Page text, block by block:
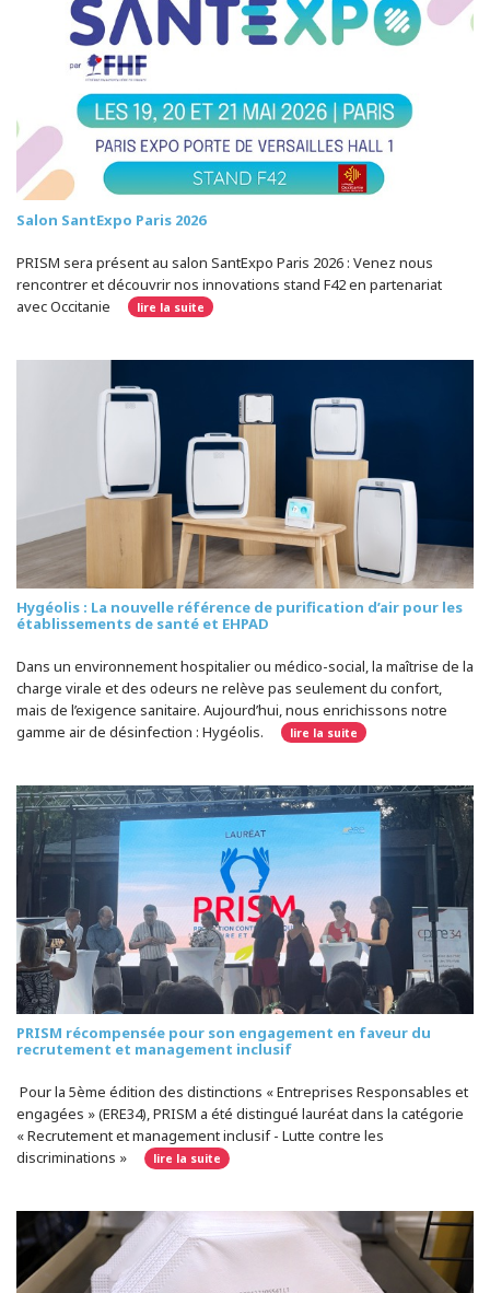
Salon SantExpo Paris 2026
PRISM sera présent au salon SantExpo Paris 2026 : Venez nous
rencontrer et découvrir nos innovations stand F42 en partenariat
avec Occitanie
lire la suite
Hygéolis : La nouvelle référence de purification d’air pour les
établissements de santé et EHPAD
Dans un environnement hospitalier ou médico-social, la maîtrise de la
charge virale et des odeurs ne relève pas seulement du confort,
mais de l’exigence sanitaire. Aujourd’hui, nous enrichissons notre
gamme air de désinfection : Hygéolis.
lire la suite
PRISM récompensée pour son engagement en faveur du
recrutement et management inclusif
Pour la 5ème édition des distinctions « Entreprises Responsables et
engagées » (ERE34), PRISM a été distingué lauréat dans la catégorie
« Recrutement et management inclusif - Lutte contre les
discriminations »
lire la suite